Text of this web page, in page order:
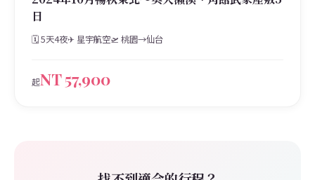
日
🗓 5天4夜✈ 星宇航空🛫 桃園→仙台
起NT 57,900